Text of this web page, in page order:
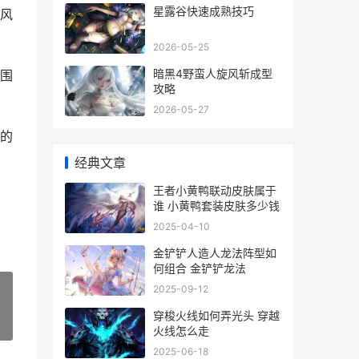
星露谷快速成熟技巧
2026-05-25
暗黑4野蛮人旋风斩成型
攻略
2026-05-27
经典文章
王者小黄鸭联动皮肤属于
谁 小黄鸭套装皮肤多少钱
2025-04-10
金铲铲人造人龙法阵型如
何组合 金铲铲龙法
2025-09-12
穿梭火线如何弄光头 穿越
火线怎么走
2025-06-18